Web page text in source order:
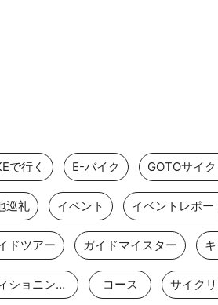
で行く E-バイク
巡礼 イベント イベントレポー
ドツアー ガイドマイスター
コンディショニングストレッチ コース サイク